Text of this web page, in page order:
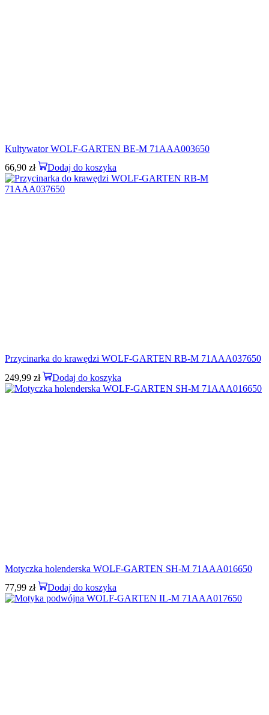
Kultywator WOLF-GARTEN BE-M 71AAA003650
66,90 zł Dodaj do koszyka
Przycinarka do krawędzi WOLF-GARTEN RB-M 71AAA037650
249,99 zł Dodaj do koszyka
Motyczka holenderska WOLF-GARTEN SH-M 71AAA016650
77,99 zł Dodaj do koszyka